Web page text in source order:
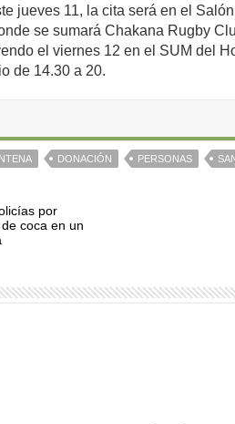
jueves 11, la cita será en el
se sumará Chakana Rugby
el viernes 12 en el SUM del
de 14.30 a 20.
DONACIÓN PERSONAS
por
coca en un